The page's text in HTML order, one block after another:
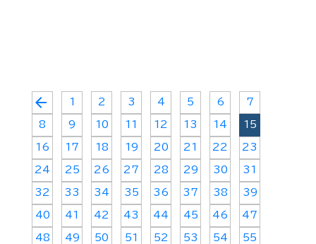
arrow_back 1 2 3 4 5 6 7
8 9 10 11 12 13 14 15
16 17 18 19 20 21 22 23
24 25 26 27 28 29 30 31
32 33 34 35 36 37 38 39
40 41 42 43 44 45 46 47
48 49 50 51 52 53 54 55